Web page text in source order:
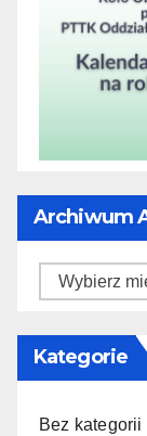
Archiwum
Archiwum
Kategorie
Bez kategorii